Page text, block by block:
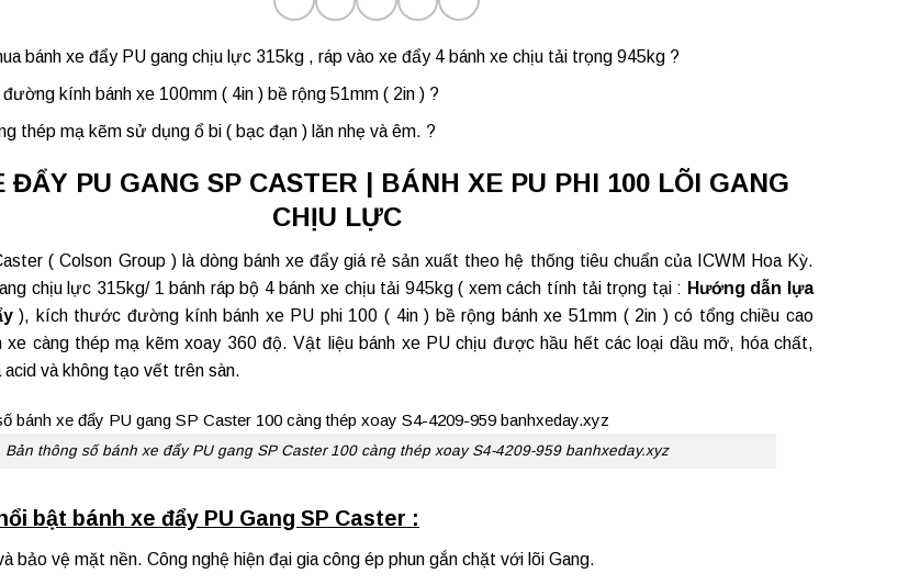
bánh xe đẩy PU gangchịu lực 315kg , ráp vào xe đẩy 4 bánh xe chịu tải trọng 945kg ?
đường kính bánh xe 100mm ( 4in ) bề rộng 51mm ( 2in ) ?
thép mạ kẽm sử dụng ổ bi ( bạc đạn ) lăn nhẹ và êm. ?
ĐẨY PU GANG SP CASTER | BÁNH XE PU PHI 100 LÕI GANG
CHỊU LỰC
( Colson Group ) là dòng bánh xe đẩy giá rẻ sản xuất theo hệ thống tiêu chuẩn của ICWM Hoa Kỳ.
chịu lực 315kg/ 1 bánh ráp bộ 4 bánh xe chịu tải 945kg ( xem cách tính tải trọng tại : Hướng dẫn lựa
), kích thước đường kính bánh xe PU phi 100 ( 4in ) bề rộng bánh xe 51mm ( 2in ) có tổng chiều cao
xe càng thép mạ kẽm xoay 360 độ. Vật liệu bánh xe PU chịu được hầu hết các loại dầu mỡ, hóa chất,
và không tạo vết trên sàn.
Bản thông số bánh xe đẩy PU gang SP Caster 100 càng thép xoay S4-4209-959 banhxeday.xyz
bật bánh xe đẩy PU Gang SP Caster :
bảo vệ mặt nền. Công nghệ hiện đại gia công ép phun gắn chặt với lõi Gang.